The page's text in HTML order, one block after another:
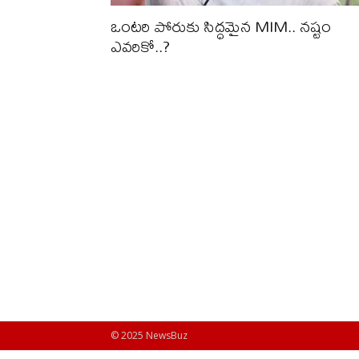
ఒంటరి పోరుకు సిద్ధమైన MIM.. నష్టం
ఎవరికో..?
© 2025 NewsBuz